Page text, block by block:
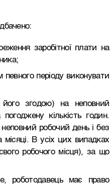
заробітної плати на
періоду виконувати
його згодою) на неповний
кількість годин.
робочий день і без
В усіх цих випадках
робочого місця), за що
роботодавець має право